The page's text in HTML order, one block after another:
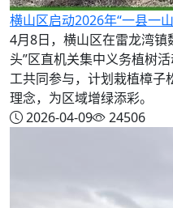
横山区启动2026年“一县一
4月8日，横山区在雷龙湾镇
头”区直机关集中义务植树
工共同参与，计划栽植樟子
理念，为区域增绿添彩。
2026-04-09
24506